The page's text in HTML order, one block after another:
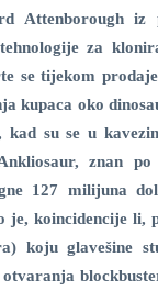
Attenborough iz
za
se tijekom
kupaca oko
kad su se u
znan
127 milijuna
je, koincidencije li,
koju glavešine